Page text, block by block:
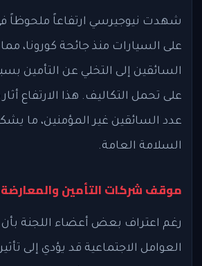
شهدت نيوجيرسي ارتفاعاً ملحوظاً
على السيارات منذ جائحة كورونا،
السائقين إلى التخلي عن التأمين
على تحمل التكاليف. هذا الارتفاع
عدد السائقين غير المؤمنين، ما
السلامة العامة.
موقف شركات التأمين والمعارضة
رغم اعتراف بعض أعضاء اللجنة
العوامل الاجتماعية قد يؤدي إلى